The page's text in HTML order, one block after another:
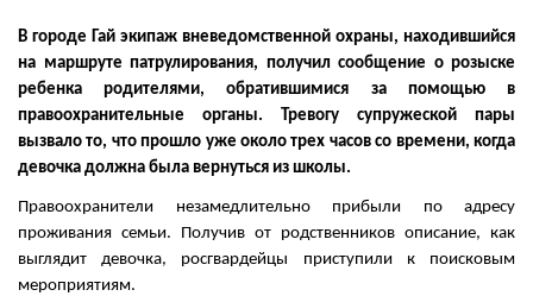
В городе Гай экипаж вневедомственной охраны, находившийся
на маршруте патрулирования, получил сообщение о розыске
ребенка родителями, обратившимися за помощью в
правоохранительные органы. Тревогу супружеской пары
вызвало то, что прошло уже около трех часов со времени, когда
девочка должна была вернуться из школы.
Правоохранители незамедлительно прибыли по адресу
проживания семьи. Получив от родственников описание, как
выглядит девочка, росгвардейцы приступили к поисковым
мероприятиям.